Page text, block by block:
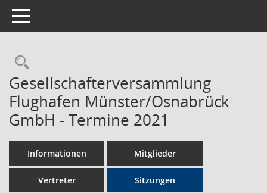
Toggle navigation
Rechercheauswahl
Gesellschafterversammlung
Flughafen Münster/Osnabrück
GmbH - Termine 2021
Informationen Mitglieder
Vertreter Sitzungen